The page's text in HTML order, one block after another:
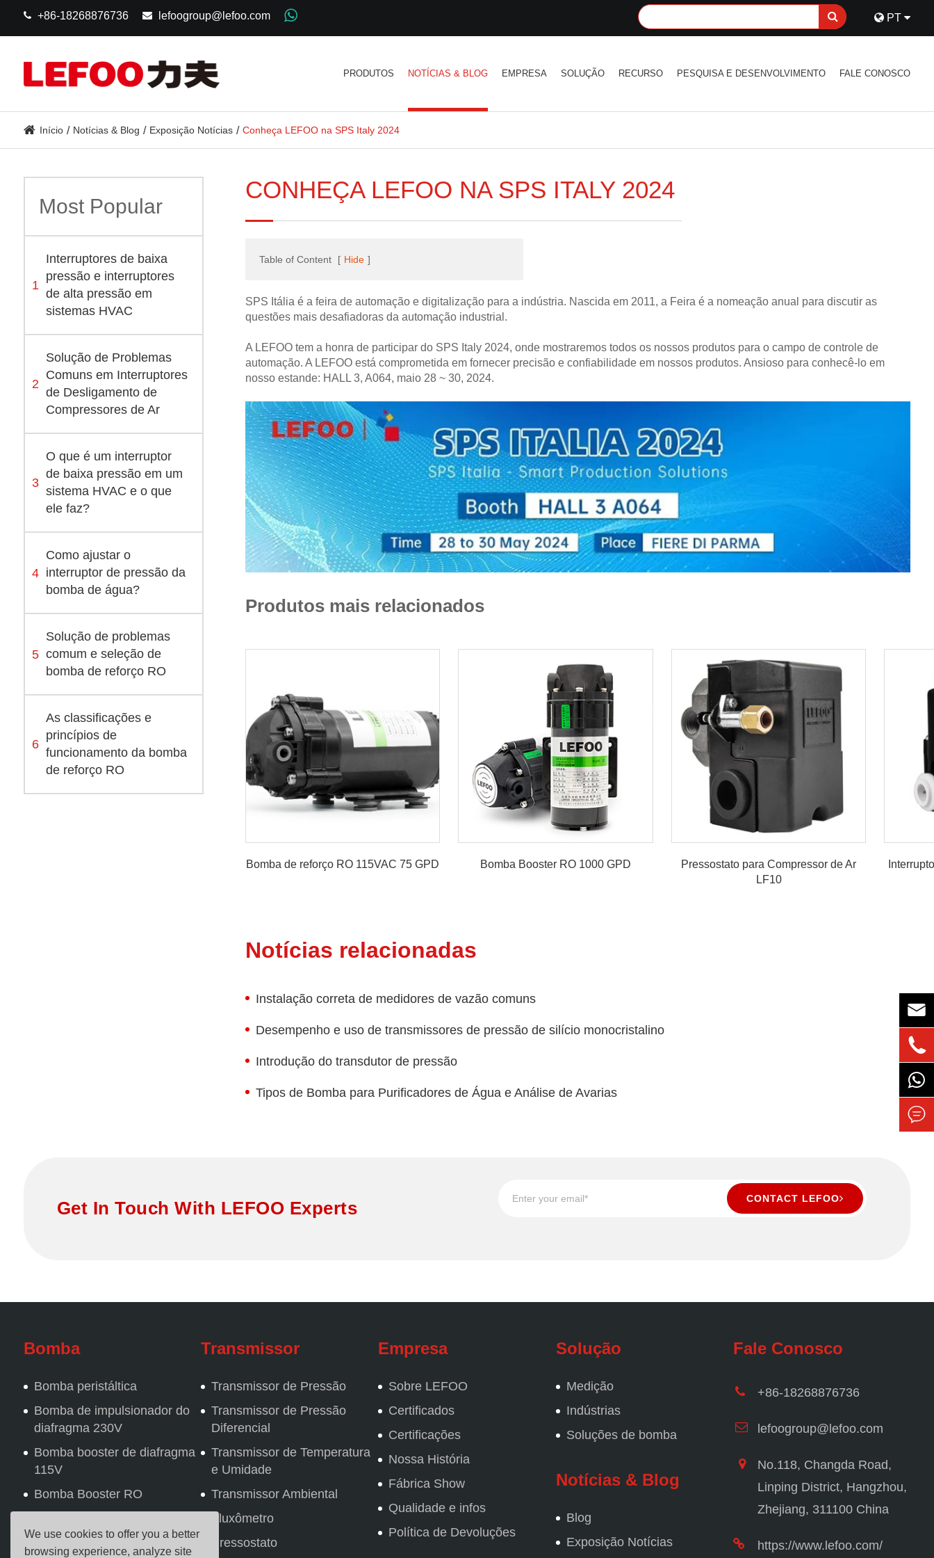
+86-18268876736 lefoogroup@lefoo.com PT
PRODUTOS NOTÍCIAS & BLOG EMPRESA SOLUÇÃO RECURSO PESQUISA E DESENVOLVIMENTO FALE CONOSCO
Início Notícias & Blog Exposição Notícias Conheça LEFOO na SPS Italy 2024
Most Popular
1
Interruptores de baixa
pressão e interruptores
de alta pressão em
sistemas HVAC
2
Solução de Problemas
Comuns em Interruptores
de Desligamento de
Compressores de Ar
3
O que é um interruptor
de baixa pressão em um
sistema HVAC e o que
ele faz?
4
Como ajustar o
interruptor de pressão da
bomba de água?
5
Solução de problemas
comum e seleção de
bomba de reforço RO
6
As classificações e
princípios de
funcionamento da bomba
de reforço RO
CONHEÇA LEFOO NA SPS ITALY 2024
Table of Content [ Hide ]
SPS Itália é a feira de automação e digitalização para a indústria. Nascida em 2011, a Feira é a nomeação anual para discutir as
questões mais desafiadoras da automação industrial.
A LEFOO tem a honra de participar do SPS Italy 2024, onde mostraremos todos os nossos produtos para o campo de controle de
automação. A LEFOO está comprometida em fornecer precisão e confiabilidade em nossos produtos. Ansioso para conhecê-lo em
nosso estande: HALL 3, A064, maio 28 ~ 30, 2024.
Produtos mais relacionados
Bomba de reforço RO 115VAC 75 GPD Bomba Booster RO 1000 GPD
Pressostato para Compressor de Ar
LF10
Notícias relacionadas
Instalação correta de medidores de vazão comuns
Desempenho e uso de transmissores de pressão de silício monocristalino
Introdução do transdutor de pressão
Tipos de Bomba para Purificadores de Água e Análise de Avarias
Get In Touch With LEFOO Experts CONTACT LEFOO
Bomba
Bomba peristáltica
Bomba de impulsionador do
diafragma 230V
Bomba booster de diafragma
115V
Bomba Booster RO
Bomba de circulação BLDC
Transmissor
Transmissor de Pressão
Transmissor de Pressão
Diferencial
Transmissor de Temperatura
e Umidade
Transmissor Ambiental
Fluxômetro
Pressostato
Empresa
Sobre LEFOO
Certificados
Certificações
Nossa História
Fábrica Show
Qualidade e infos
Política de Devoluções
Solução
Medição
Indústrias
Soluções de bomba
Notícias & Blog
Blog
Exposição Notícias
Fale Conosco
+86-18268876736
lefoogroup@lefoo.com
No.118, Changda Road,
Linping District, Hangzhou,
Zhejiang, 311100 China
https://www.lefoo.com/



We use cookies to offer you a better
browsing experience, analyze site